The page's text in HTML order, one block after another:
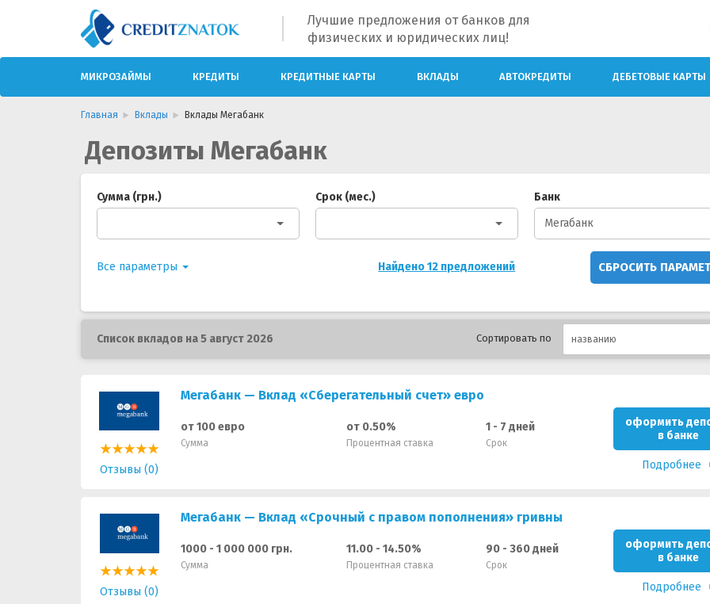
Лучшие предложения от банков для
физических и юридических лиц!
МИКРОЗАЙМЫ КРЕДИТЫ КРЕДИТНЫЕ КАРТЫ ВКЛАДЫ АВТОКРЕДИТЫ ДЕБЕТОВЫЕ КАРТЫ
Главная Вклады Вклады Мегабанк
Депозиты Мегабанк
Сумма (грн.) Срок (мес.)
Банк
Мегабанк
Все параметры СБРОСИТЬ
Найдено 12 предложений
Список вкладов на 5 август 2026 Сортировать по названию
Отзывы (0)
Мегабанк — Вклад «Сберегательный счет» евро
от 100 евро
Сумма
от 0.50%
Процентная ставка
1 - 7 дней
Срок
оформить
в банке
Подробнее
Отзывы (0)
Мегабанк — Вклад «Срочный с правом пополнения» гривны
1000 - 1 000 000 грн.
Сумма
11.00 - 14.50%
Процентная ставка
90 - 360 дней
Срок
оформить
в банке
Подробнее